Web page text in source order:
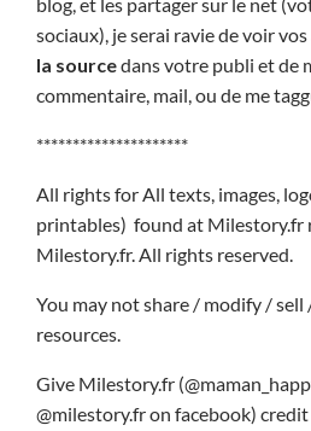
sociaux), je serai ravie de voir
la sourcedans votre publi et de
commentaire, mail, ou de me
*********************
All rights for All texts, images,
printables) found at Milestory.fr
Milestory.fr. All rights reserved.
You may not share / modify /
resources.
Give Milestory.fr
@milestory.fr on facebook)